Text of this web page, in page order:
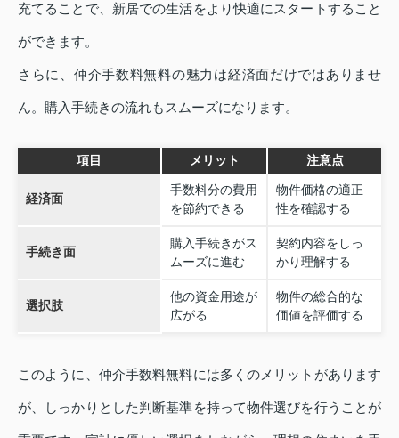
充てることで、新居での生活をより快適にスタートすること
ができます。
さらに、仲介手数料無料の魅力は経済面だけではありませ
ん。購入手続きの流れもスムーズになります。
項目 メリット 注意点
経済面
手数料分の費用
を節約できる
物件価格の適正
性を確認する
手続き面
購入手続きがス
ムーズに進む
契約内容をしっ
かり理解する
選択肢
他の資金用途が
広がる
物件の総合的な
価値を評価する
このように、仲介手数料無料には多くのメリットがあります
が、しっかりとした判断基準を持って物件選びを行うことが